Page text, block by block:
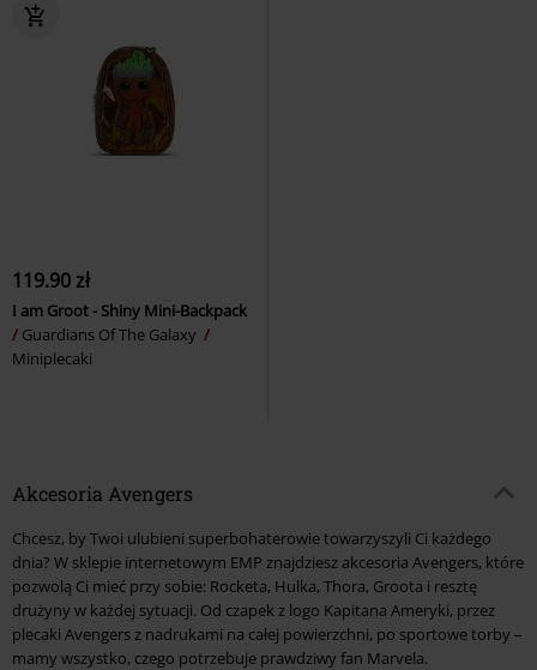
119.90 zł
I am Groot - Shiny Mini-Backpack
Guardians Of The Galaxy
Miniplecaki
Akcesoria Avengers
Chcesz, by Twoi ulubieni superbohaterowie towarzyszyli Ci każdego
dnia? W sklepie internetowym EMP znajdziesz akcesoria Avengers, które
pozwolą Ci mieć przy sobie: Rocketa, Hulka, Thora, Groota i resztę
drużyny w każdej sytuacji. Od czapek z logo Kapitana Ameryki, przez
plecaki Avengers z nadrukami na całej powierzchni, po sportowe torby –
mamy wszystko, czego potrzebuje prawdziwy fan Marvela.